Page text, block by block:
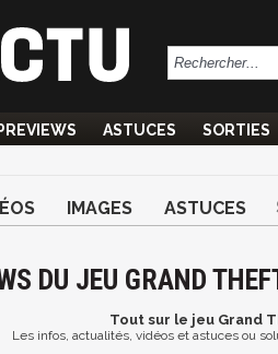
PREVIEWS ASTUCES SORTIES
IMAGES ASTUCES
DU JEU GRAND
Toutsur le jeu Grand
Les infos, actualités, vidéos et astuces ou